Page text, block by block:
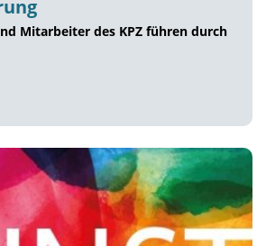
Mitarbeiter des KPZ führen durch